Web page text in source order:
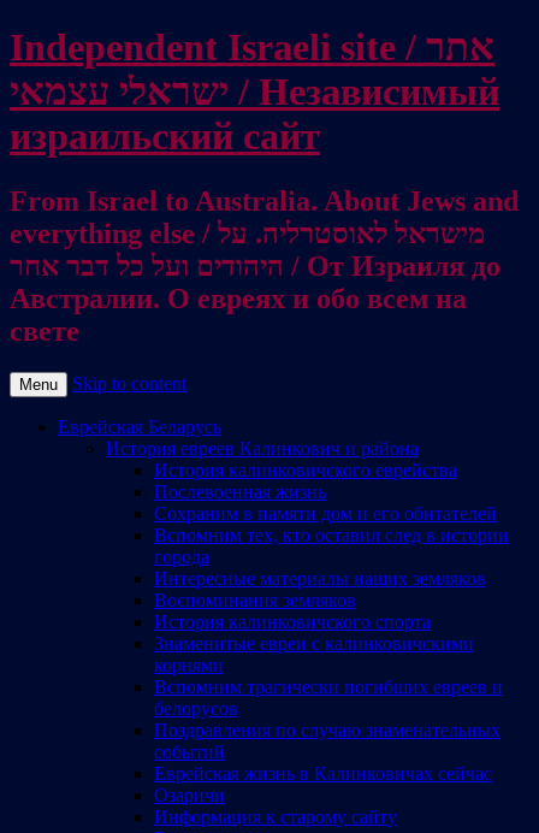
Independent Israeli site / אתר
ישראלי עצמאי / Независимый
израильский сайт
From Israel to Australia. About Jews and
everything else / מישראל לאוסטרליה. על
היהודים ועל כל דבר אחר / От Израиля до
Австралии. О евреях и обо всем на
свете
Menu Skip to content
Еврейская Беларусь
История евреев Калинкович и района
История калинковичского еврейства
Послевоенная жизнь
Сохраним в памяти дом и его обитателей
Вспомним тех, кто оставил след в истории
города
Интересные материалы наших земляков
Воспоминания земляков
История калинковичского спорта
Знаменитые евреи с калинковичскими
корнями
Вспомним трагически погибших евреев и
белорусов
Поздравления по случаю знаменательных
событий
Еврейская жизнь в Калинковичах сейчас
Озаричи
Информация к старому сайту